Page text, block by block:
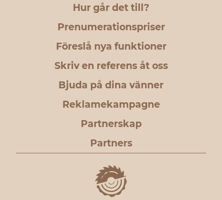
Hur går det till?
Prenumerationspriser
Föreslå nya funktioner
Skriv en referens åt oss
Bjuda på dina vänner
Reklamekampagne
Partnerskap
Partners